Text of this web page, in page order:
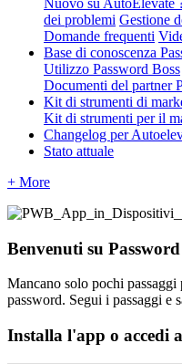
dei problemi Gestione
Domande frequenti
Base di conoscenza
Utilizzo Password Boss
Documenti del partner
Kit di strumenti di
Kit di strumenti per il
Changelog per
Stato attuale
+ More
Benvenuti su Password
Mancano solo pochi passaggi
password. Segui i passaggi e
Installa l'app o accedi